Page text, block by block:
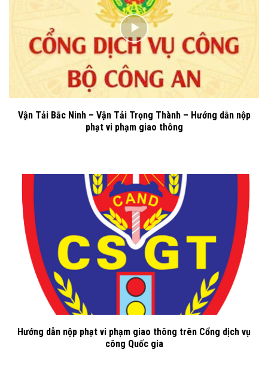
Vận Tải Bắc Ninh – Vận Tải Trọng Thành – Hướng dẫn nộp
phạt vi phạm giao thông
Hướng dẫn nộp phạt vi phạm giao thông trên Cổng dịch vụ
công Quốc gia